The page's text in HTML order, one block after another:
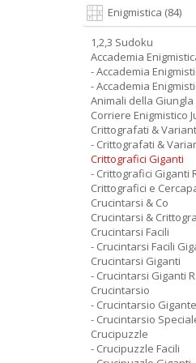
G
RANDI SUDOKU SPECIALE ESTATE N.2
Digitale
1.90 € 3.50
Enigmistica (84)
1,2,3 Sudoku
Accademia
- Accademia
- Accademia
Animali della
Corriere Enigmistico
Crittografati &
- Crittografati &
Crittografici Giganti
- Crittografici Giganti
Crittografici e
Crucintarsi & Co
Crucintarsi &
Crucintarsi Facili
- Crucintarsi Facili
Crucintarsi Giganti
- Crucintarsi Giganti
Crucintarsio
- Crucintarsio Gigante
- Crucintarsio
Crucipuzzle
- Crucipuzzle Facili